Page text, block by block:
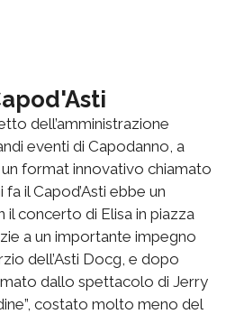
dell’amministrazione
eventi di Capodanno, a
format innovativo chiamato
fa il Capod’Asti ebbe un
concerto di Elisa in piazza
a un importante impegno
dell’Asti Docg, e dopo
dallo spettacolo di Jerry
costato molto meno del